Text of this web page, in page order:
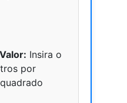
Insira o
por